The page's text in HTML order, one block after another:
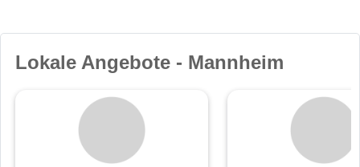
Lokale Angebote - Mannheim